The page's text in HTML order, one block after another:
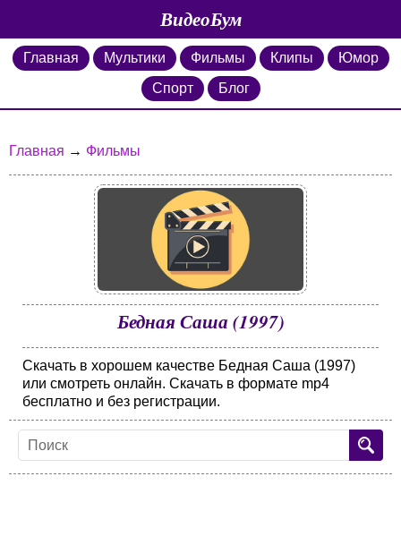
ВидеоБум
Главная Мультики Фильмы Клипы
Юмор
Спорт
Блог
Главная → Фильмы
Бедная Саша (1997)
Скачать в хорошем качестве Бедная Саша (1997)
или смотреть онлайн. Скачать в формате mp4
бесплатно и без регистрации.